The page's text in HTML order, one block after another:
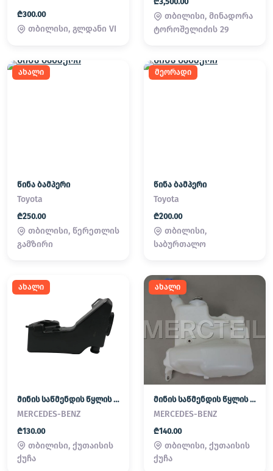
₾300.00
თბილისი, გლდანი VI
თბილისი, მინადორა
ტოროშელიძის 29
ახალი
წინა ბამპერი
Toyota
₾250.00
თბილისი, წერეთლის
გამზირი
მეორადი
წინა ბამპერი
Toyota
₾200.00
თბილისი,
საბურთალო
ახალი
მინის საწმენდის წყლის ავზი
MERCEDES-BENZ
₾130.00
თბილისი, ქუთაისის
ქუჩა
ახალი
მინის საწმენდის წყლის ავზი
MERCEDES-BENZ
₾140.00
თბილისი, ქუთაისის
ქუჩა